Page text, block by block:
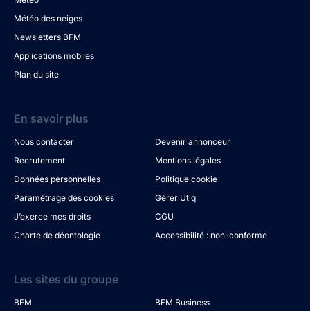
Météo des neiges
Newsletters BFM
Applications mobiles
Plan du site
En savoir plus
Nous contacter
Devenir annonceur
Recrutement
Mentions légales
Données personnelles
Politique cookie
Paramétrage des cookies
Gérer Utiq
J’exerce mes droits
CGU
Charte de déontologie
Accessibilité : non-conforme
Les sites du groupe
BFM
BFM Business